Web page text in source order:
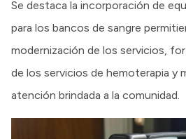
Se destaca la incorporación de
para los bancos de sangre
modernización de los servicios,
de los servicios de hemoterapia y
atención brindada a la comunidad.